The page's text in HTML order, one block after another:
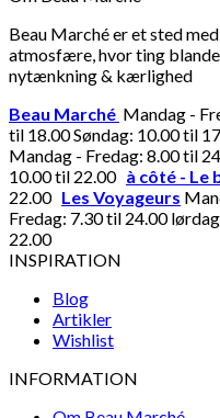
Beau Marché er et sted
atmosfære, hvor ting
nytænkning & kærlighed
Beau Marché Mandag -
til 18.00 Søndag: 10.00 til
Mandag - Fredag: 8.00 til
10.00 til 22.00 à côté - Le
22.00 Les Voyageurs
Fredag: 7.30 til 24.00
22.00
INSPIRATION
Blog
Artikler
Wishlist
INFORMATION